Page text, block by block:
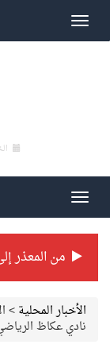
الأخبار المحلية>
نادي عكاظ